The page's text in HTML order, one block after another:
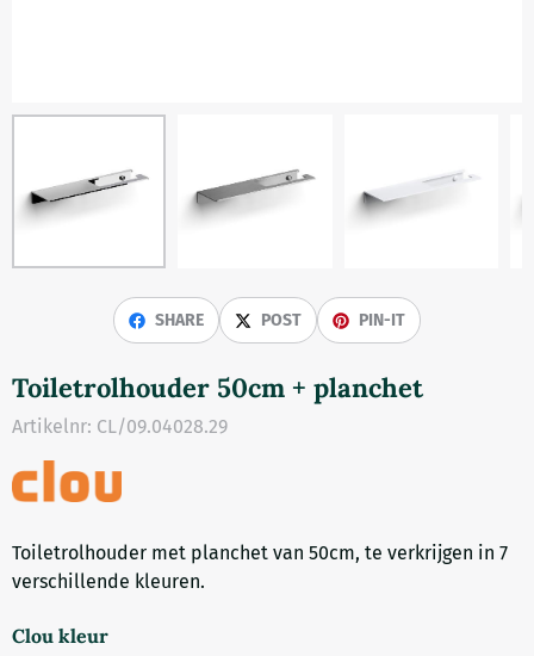
SHARE POST PIN-IT
Toiletrolhouder 50cm + planchet
Artikelnr: CL/09.04028.29
Toiletrolhouder met planchet van 50cm, te verkrijgen in 7
verschillende kleuren.
Clou kleur